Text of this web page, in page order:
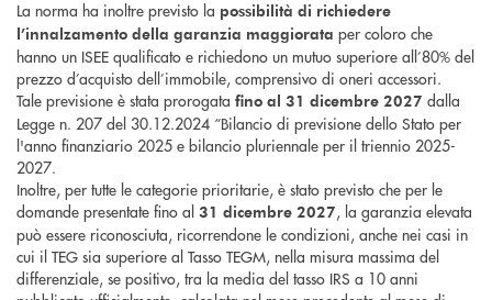
La norma ha inoltre previsto la possibilità di richiedere
l’innalzamento della garanzia maggiorata per coloro che
hanno un ISEE qualificato e richiedono un mutuo superiore all’80% del
prezzo d’acquisto dell’immobile, comprensivo di oneri accessori.
Tale previsione è stata prorogata fino al 31 dicembre 2027 dalla
Legge n. 207 del 30.12.2024 “Bilancio di previsione dello Stato per
l'anno finanziario 2025 e bilancio pluriennale per il triennio 2025-
2027.
Inoltre, per tutte le categorie prioritarie, è stato previsto che per le
domande presentate fino al 31 dicembre 2027, la garanzia elevata
può essere riconosciuta, ricorrendone le condizioni, anche nei casi in
cui il TEG sia superiore al Tasso TEGM, nella misura massima del
differenziale, se positivo, tra la media del tasso IRS a 10 anni